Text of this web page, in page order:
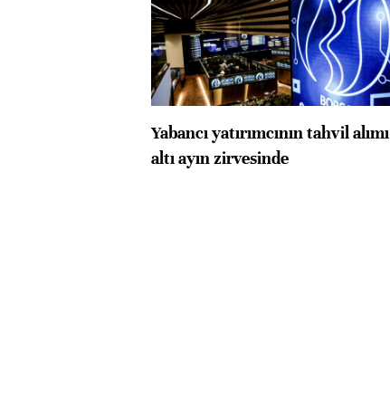
Yabancı yatırımcının tahvil alımı
altı ayın zirvesinde